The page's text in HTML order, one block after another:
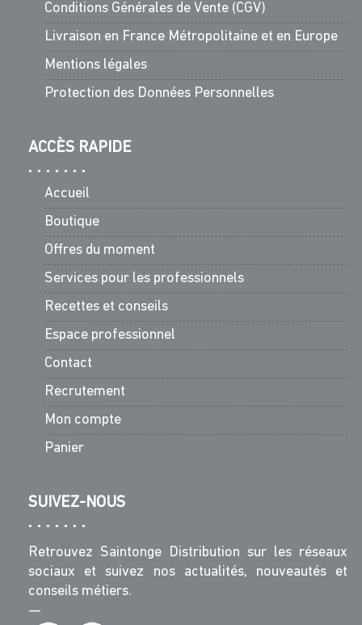
Conditions Générales de Vente (CGV)
Livraison en France Métropolitaine et en Europe
Mentions légales
Protection des Données Personnelles
ACCÈS RAPIDE
Accueil
Boutique
Offres du moment
Services pour les professionnels
Recettes et conseils
Espace professionnel
Contact
Recrutement
Mon compte
Panier
SUIVEZ-NOUS
Retrouvez Saintonge Distribution sur les réseaux
sociaux et suivez nos actualités, nouveautés et
conseils métiers.
—